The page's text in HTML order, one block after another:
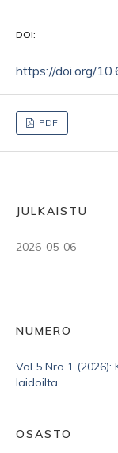
DOI:
https://doi.org/
PDF
JULKAISTU
2026-05-06
NUMERO
Vol 5 Nro 1
laidoilta
OSASTO